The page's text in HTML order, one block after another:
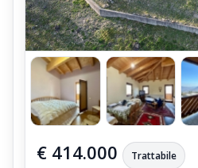
€ 414.000 Trattabile